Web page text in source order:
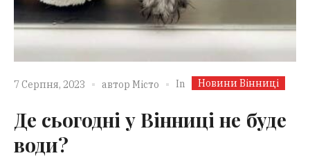
7 Серпня, 2023 автор Місто In Новини Вінниці
Де сьогодні у Вінниці не буде
води?